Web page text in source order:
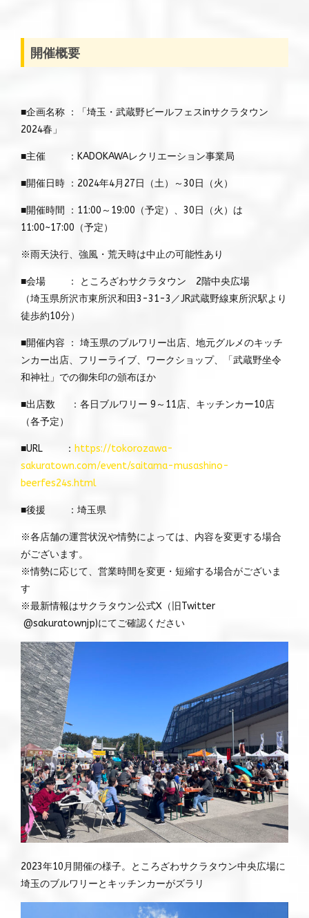
開催概要
■企画名称 ：「埼玉・武蔵野ビールフェスinサクラタウン
2024春」
■主催 ：KADOKAWAレクリエーション事業局
■開催日時 ：2024年4月27日（土）～30日（火）
■開催時間 ：11:00～19:00（予定）、30日（火）は
11:00~17:00（予定）
※雨天決行、強風・荒天時は中止の可能性あり
■会場 ： ところざわサクラタウン 2階中央広場
（埼玉県所沢市東所沢和田3-31-3／JR武蔵野線東所沢駅より
徒歩約10分）
■開催内容 ： 埼玉県のブルワリー出店、地元グルメのキッチ
ンカー出店、フリーライブ、ワークショップ、「武蔵野坐令
和神社」での御朱印の頒布ほか
■出店数 ：各日ブルワリー 9～11店、キッチンカー10店
（各予定）
■URL ： https://tokorozawa-
sakuratown.com/event/saitama-musashino-
beerfes24s.html
■後援 ：埼玉県
※各店舗の運営状況や情勢によっては、内容を変更する場合
がございます。
※情勢に応じて、営業時間を変更・短縮する場合がございま
す
※最新情報はサクラタウン公式X（旧Twitter
@sakuratownjp)にてご確認ください
2023年10月開催の様子。ところざわサクラタウン中央広場に
埼玉のブルワリーとキッチンカーがズラリ